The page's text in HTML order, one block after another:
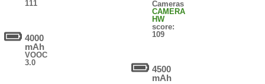
111
4000
mAh
VOOC
3.0
Cameras
CAMERA
HW
score:
109
4500
mAh